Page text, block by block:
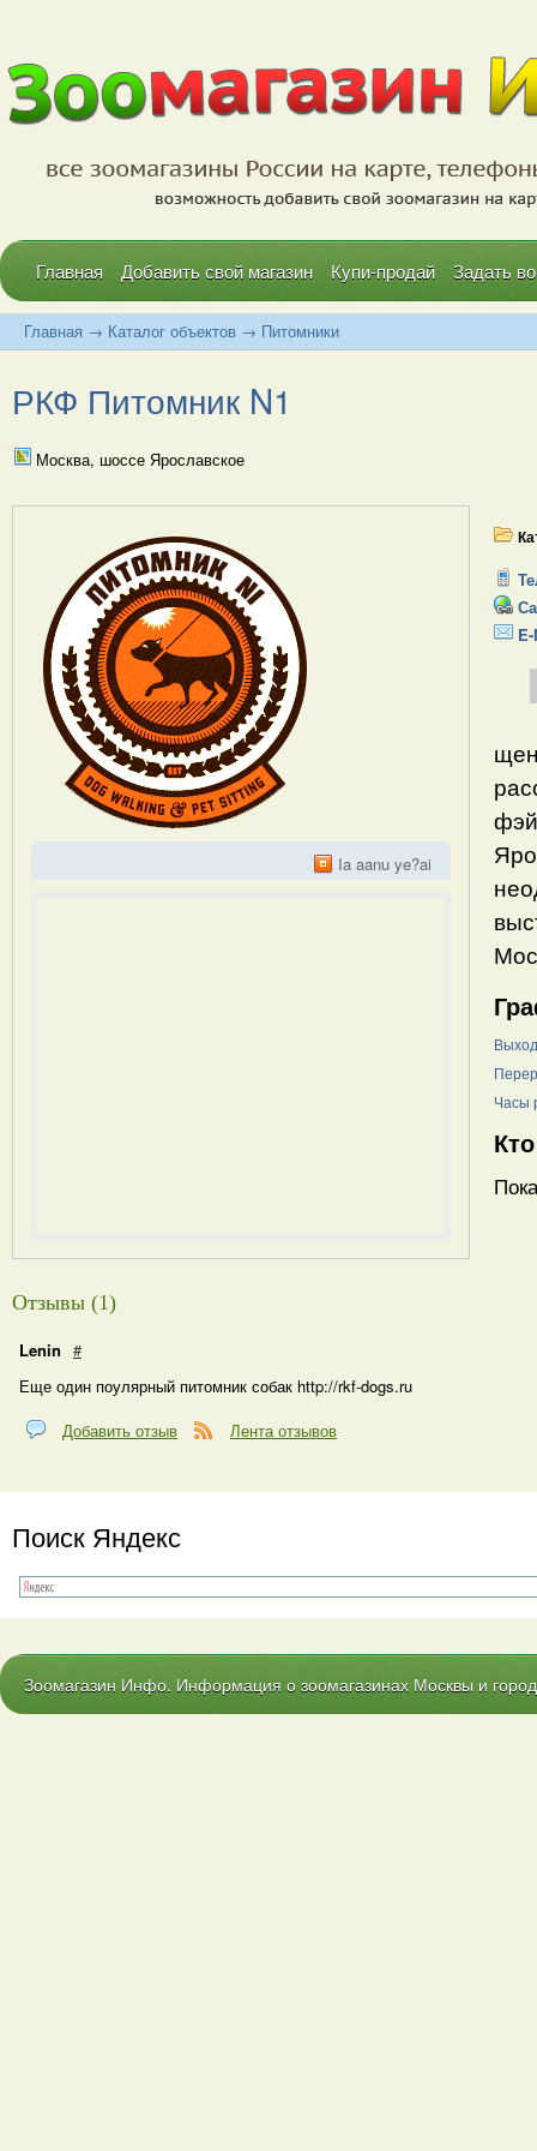
Главная Добавить свой магазин Купи-продай Задать
Главная → Каталог объектов → Питомники
РКФ Питомник N1
Москва, шоссе Ярославское
Ia aanu ye?ai
Часы
Отзывы (1)
Lenin #
Еще один поулярный питомник собак http://rkf-dogs.ru
Добавить отзыв
Лента отзывов
Поиск Яндекс
Зоомагазин Инфо. Информация о зоомагазинах Москвы и